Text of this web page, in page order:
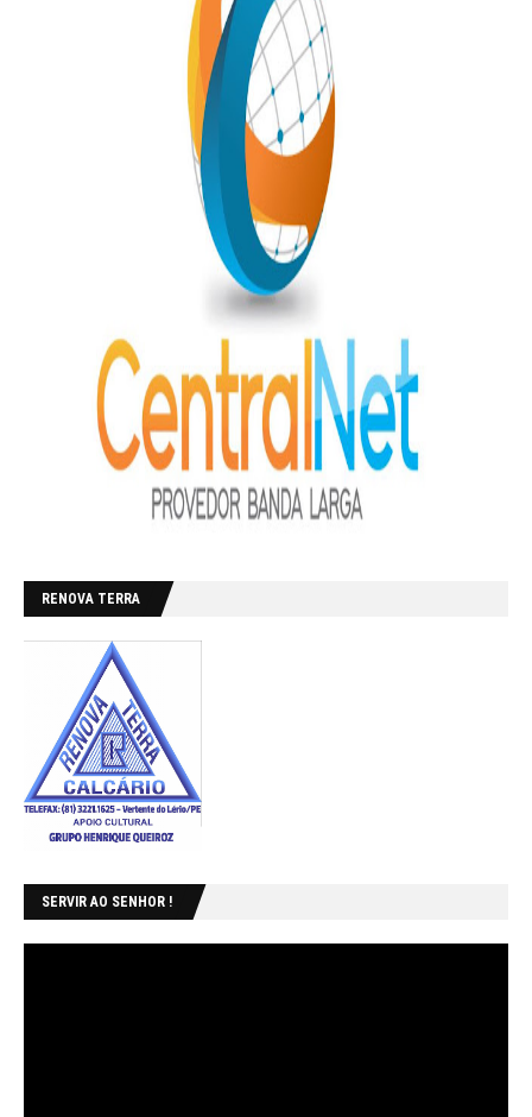
RENOVA TERRA
SERVIR AO SENHOR !